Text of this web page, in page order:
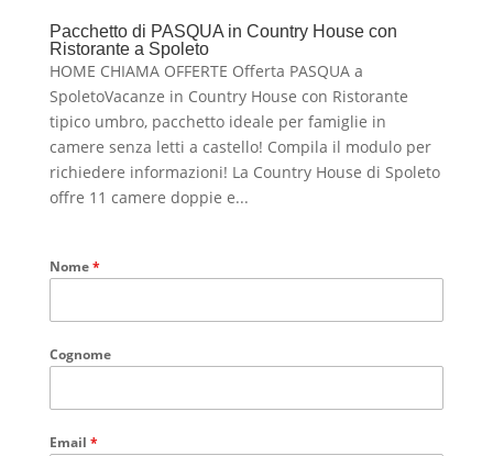
Pacchetto di PASQUA in Country House con
Ristorante a Spoleto
HOME CHIAMA OFFERTE Offerta PASQUA a
SpoletoVacanze in Country House con Ristorante
tipico umbro, pacchetto ideale per famiglie in
camere senza letti a castello! Compila il modulo per
richiedere informazioni! La Country House di Spoleto
offre 11 camere doppie e...
Nome*
Cognome
Email *